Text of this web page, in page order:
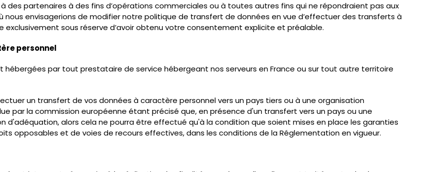
partenaires à des fins d’opérations commerciales ou à toutes autres fins qui ne répondraient pas aux
nous envisagerions de modifier notre politique de transfert de données en vue d’effectuer des transferts à
sous réserve d’avoir obtenu votre consentement explicite et préalable.
personnel
par tout prestataire de service hébergeant nos serveurs en France ou sur tout autre territoire
un transfert de vos données à caractère personnel vers un pays tiers ou à une organisation
par la commission européenne étant précisé que, en présence d'un transfert vers un pays ou une
d'adéquation, alors cela ne pourra être effectué qu'à la condition que soient mises en place les garanties
opposables et de voies de recours effectives, dans les conditions de la Réglementation en vigueur.